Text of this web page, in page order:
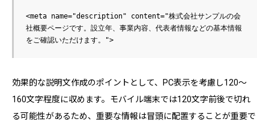
<meta name="description" content="株式会社サンプルの会
社概要ページです。設立年、事業内容、代表者情報などの基本情報
効果的な説明文作成のポイントとして、PC表示を考慮し120〜
160文字程度に収めます。モバイル端末では120文字前後で切れ
る可能性があるため、重要な情報は冒頭に配置することが重要で